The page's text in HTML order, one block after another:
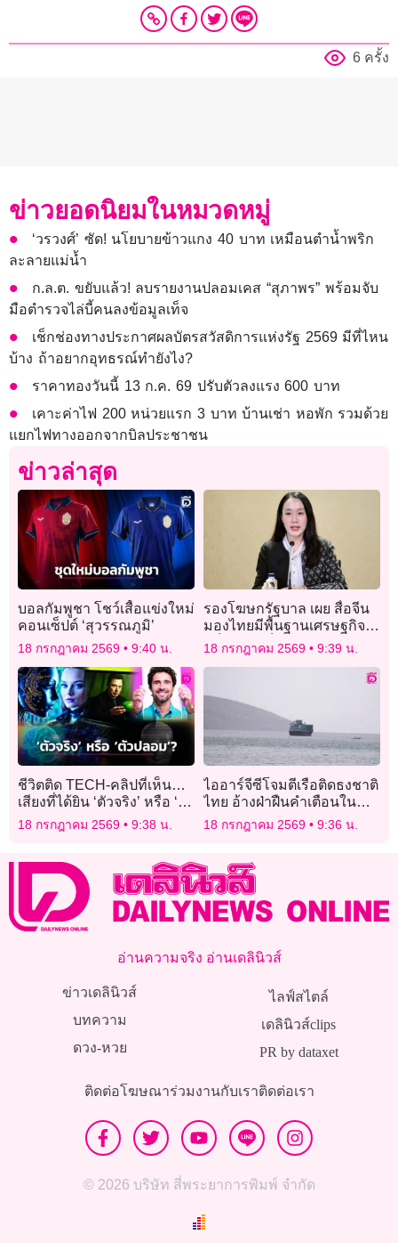
6 ครั้ง
ข่าวยอดนิยมในหมวดหมู่
‘วรวงศ์’ ซัด! นโยบายข้าวแกง 40 บาท เหมือนตำน้ำพริก
ละลายแม่น้ำ
ก.ล.ต. ขยับแล้ว! ลบรายงานปลอมเคส “สุภาพร” พร้อมจับ
มือตำรวจไล่บี้คนลงข้อมูลเท็จ
เช็กช่องทางประกาศผลบัตรสวัสดิการแห่งรัฐ 2569 มีที่ไหน
บ้าง ถ้าอยากอุทธรณ์ทำยังไง?
ราคาทองวันนี้ 13 ก.ค. 69 ปรับตัวลงแรง 600 บาท
เคาะค่าไฟ 200 หน่วยแรก 3 บาท บ้านเช่า หอพัก รวมด้วย
แยกไฟทางออกจากบิลประชาชน
ข่าวล่าสุด
บอลกัมพูชา โชว์เสื้อแข่งใหม่
คอนเซ็ปต์ ‘สุวรรณภูมิ’
18 กรกฎาคม 2569 9:40 น.
รองโฆษกรัฐบาล เผย สื่อจีน
มองไทยมีพื้นฐานเศรษฐกิจที่
แข็งแกร่งเป็นประตูสำคัญสู่
ตลาดอาเซียน
18 กรกฎาคม 2569 9:39 น.
ชีวิตติด TECH-คลิปที่เห็น…
เสียงที่ได้ยิน ‘ตัวจริง’ หรือ ‘ตัว
ปลอม’? เปิดวิธีรับมือภัยเงียบ
จาก Deepfake ที่ทุกคนต้องรู้
18 กรกฎาคม 2569 9:38 น.
ไออาร์จีซีโจมตีเรือติดธงชาติ
ไทย อ้างฝ่าฝืนคำเตือนใน
ช่องแคบฮอร์มุซ
18 กรกฎาคม 2569 9:36 น.
อ่านความจริง อ่านเดลินิวส์
ข่าวเดลินิวส์
บทความ
ดวง-หวย
ไลฟ์สไตล์
เดลินิวส์clips
PR by dataxet
ติดต่อโฆษณาร่วมงานกับเราติดต่อเรา
© 2026 บริษัท สี่พระยาการพิมพ์ จำกัด